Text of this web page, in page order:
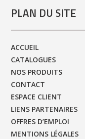
PLAN DU SITE
ACCUEIL
CATALOGUES
NOS PRODUITS
CONTACT
ESPACE CLIENT
LIENS PARTENAIRES
OFFRES D’EMPLOI
MENTIONS LÉGALES